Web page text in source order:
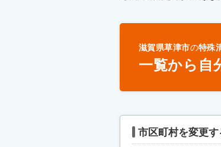
滋賀県草津市の特殊
一覧から自
市区町村を変更す